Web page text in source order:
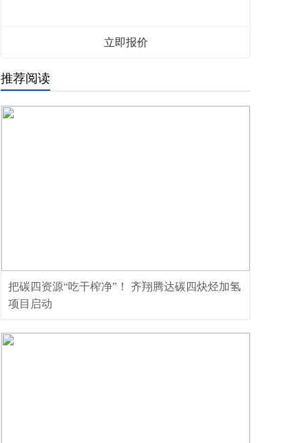
立即报价
推荐阅读
把碳四资源“吃干榨净”！ 齐翔腾达碳四炔烃加氢
项目启动